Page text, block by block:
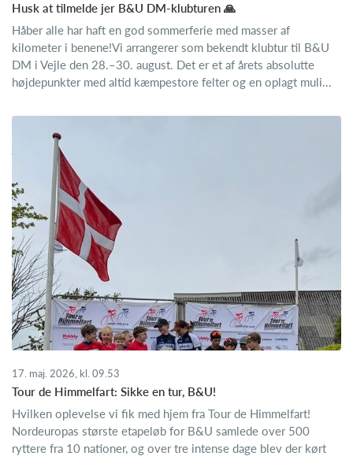
Husk at tilmelde jer B&U DM-klubturen 🙏
Håber alle har haft en god sommerferie med masser af
kilometer i benene!Vi arrangerer som bekendt klubtur til B&U
DM i Vejle den 28.–30. august. Det er et af årets absolutte
højdepunkter med altid kæmpestore felter og en oplagt muli...
17. maj. 2026, kl. 09.53
Tour de Himmelfart: Sikke en tur, B&U!
Hvilken oplevelse vi fik med hjem fra Tour de Himmelfart!
Nordeuropas største etapeløb for B&U samlede over 500
ryttere fra 10 nationer, og over tre intense dage blev der kørt